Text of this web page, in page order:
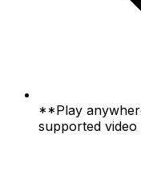
**Play
supported